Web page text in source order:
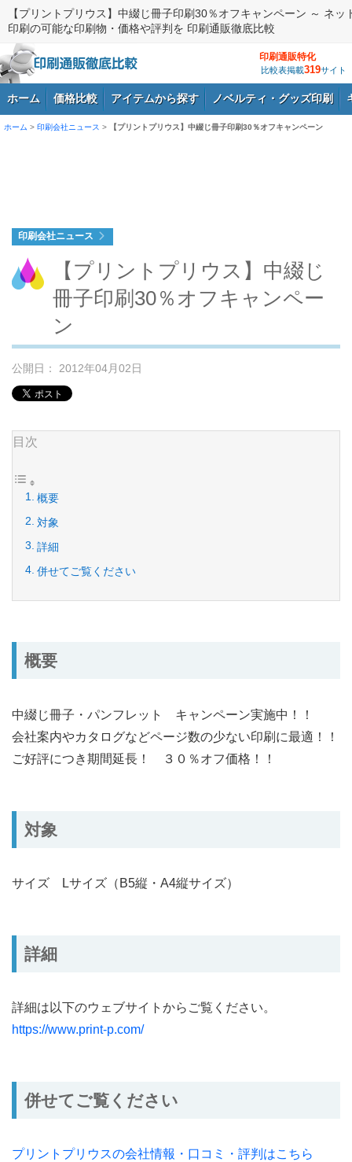
【プリントプリウス】中綴じ冊子印刷30％オフキャンペーン ～ ネッ
印刷の可能な印刷物・価格や評判を 印刷通販徹底比較
印刷通販特化
比較表掲載319サイト
ホーム 価格比較 アイテムから探す ノベルティ・グッズ印刷
ホーム > 印刷会社ニュース > 【プリントプリウス】中綴じ冊子印刷30％オフキャンペーン
印刷会社ニュース
【プリントプリウス】中綴じ
冊子印刷30％オフキャンペー
ン
公開日： 2012年04月02日
目次
概要
対象
詳細
併せてご覧ください
概要
中綴じ冊子・パンフレット キャンペーン実施中！！
会社案内やカタログなどページ数の少ない印刷に最適！！
ご好評につき期間延長！ ３０％オフ価格！！
対象
サイズ Lサイズ（B5縦・A4縦サイズ）
詳細
詳細は以下のウェブサイトからご覧ください。
https://www.print-p.com/
併せてご覧ください
プリントプリウスの会社情報・口コミ・評判はこちら